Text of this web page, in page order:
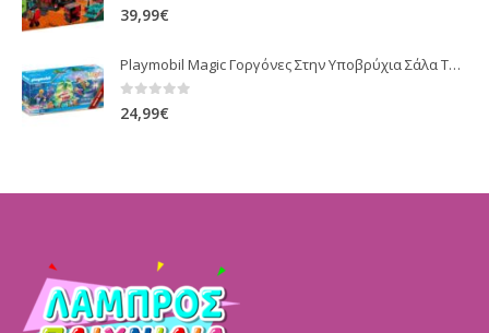
0 out of 5
39,99€
Playmobil Magic Γοργόνες Στην Υποβρύχια Σάλα Τους 70368
0 out of 5
24,99€